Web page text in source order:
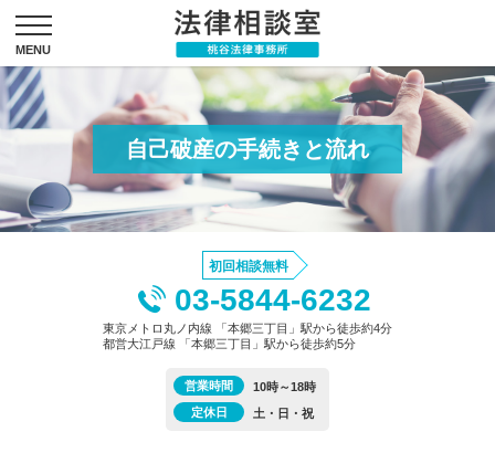
自己破産の手続きと流れ
初回相談無料
03-5844-6232
東京メトロ丸ノ内線 「本郷三丁目」駅から徒歩約4分
都営大江戸線 「本郷三丁目」駅から徒歩約5分
営業時間
10時～18時
定休日
土・日・祝